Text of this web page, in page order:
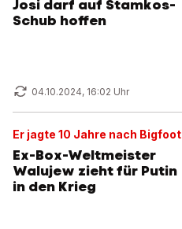
Josi darf auf Stamkos-
Schub hoffen
04.10.2024, 16:02 Uhr
Er jagte 10 Jahre nach Bigfoot
Ex-Box-Weltmeister
Walujew zieht für Putin
in den Krieg